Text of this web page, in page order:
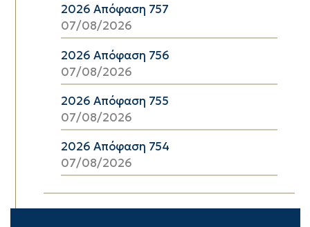
2026 Απόφαση 757
07/08/2026
2026 Απόφαση 756
07/08/2026
2026 Απόφαση 755
07/08/2026
2026 Απόφαση 754
07/08/2026